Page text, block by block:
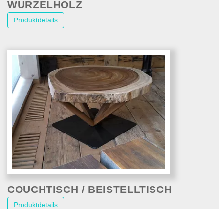
WURZELHOLZ
Produktdetails
COUCHTISCH / BEISTELLTISCH
Produktdetails